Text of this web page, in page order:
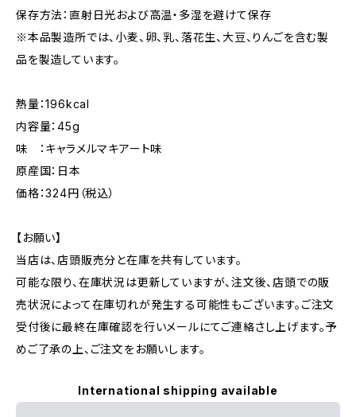
保存方法：直射日光および高温・多湿を避けて保存
※本品製造所では、小麦、卵、乳、落花生、大豆、りんごを含む製
品を製造しています。
熱量：196kcal
内容量：45g
味 ：キャラメルマキアート味
原産国：日本
価格：324円（税込）
【お願い】
当店は、店頭販売分と在庫を共有しています。
可能な限り、在庫状況は更新していますが、注文後、店頭での販
売状況によって在庫切れが発生する可能性もございます。ご注文
受付後に最終在庫確認を行いメールにてご連絡さし上げます。予
めご了承の上、ご注文をお願いします。
International shipping available